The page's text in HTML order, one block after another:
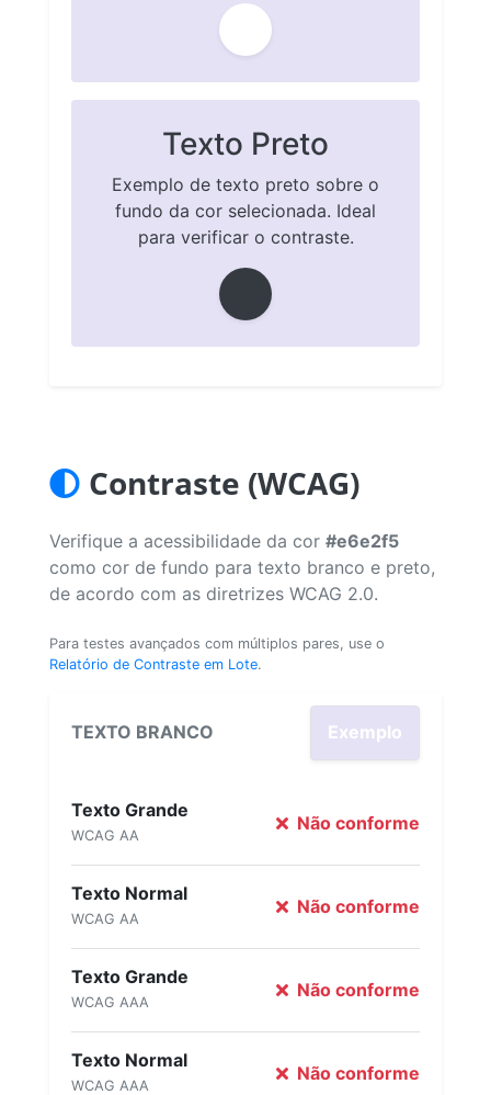
Texto Preto
Exemplo de texto preto sobre o
fundo da cor selecionada. Ideal
para verificar o contraste.
Contraste (WCAG)
Verifique a acessibilidade da cor #e6e2f5
como cor de fundo para texto branco e preto,
de acordo com as diretrizes WCAG 2.0.
Para testes avançados com múltiplos pares, use o
Relatório de Contraste em Lote.
TEXTO BRANCO Exemplo
Texto Grande
WCAG AA
Não conforme
Texto Normal
WCAG AA
Não conforme
Texto Grande
WCAG AAA
Não conforme
Texto Normal
WCAG AAA
Não conforme